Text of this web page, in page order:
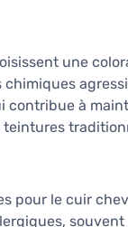
une
contribue à
teintures
pour le cuir